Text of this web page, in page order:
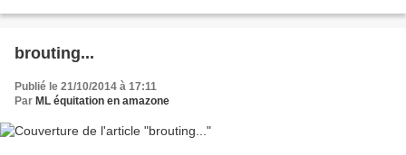
brouting...
Publié le 21/10/2014 à 17:11
Par ML équitation en amazone